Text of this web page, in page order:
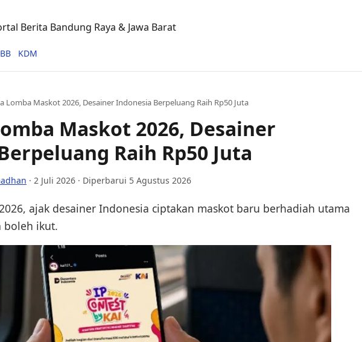
Berita Bandung Raya & Jawa Barat
KDM
Lomba Maskot 2026, Desainer Indonesia Berpeluang Raih Rp50 Juta
Maskot 2026, Desainer
Raih Rp50 Juta
· 2 Juli 2026 · Diperbarui 5 Agustus 2026
ajak desainer Indonesia ciptakan maskot baru berhadiah utama
boleh ikut.